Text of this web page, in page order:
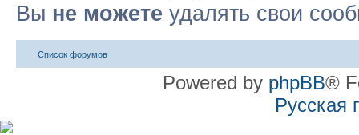
Вы не можете удалять свои
Список форумов
Powered by phpBB®
Русская